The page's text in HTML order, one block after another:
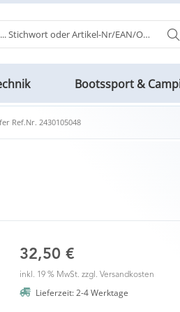
Bootssport &
Ref.Nr. 2430105048
32,50 €
inkl. 19 % MwSt. zzgl. Versandkosten
Lieferzeit: 2-4 Werktage